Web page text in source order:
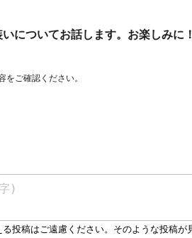
についてお話します。お楽しみに！
ご確認ください。